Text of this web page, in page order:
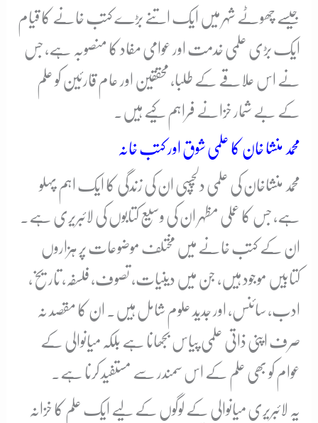
جیسے چھوٹے شہر میں ایک اتنے بڑے کتب خانے کا قیام
ایک بڑی علمی خدمت اور عوامی مفاد کا منصوبہ ہے، جس
نے اس علاقے کے طلبا، محققین اور عام قارئین کو علم
کے بے شمار خزانے فراہم کیے ہیں۔
محمد منشا خان کا علمی شوق اور کتب خانہ
محمد منشاخان کی علمی دلچسپی ان کی زندگی کا ایک اہم پہلو
ہے، جس کا عملی مظہر ان کی وسیع کتابوں کی لائبریری ہے۔
ان کے کتب خانے میں مختلف موضوعات پر ہزاروں
کتابیں موجود ہیں، جن میں دینیات، تصوف، فلسفہ، تاریخ،
ادب، سائنس، اور جدید علوم شامل ہیں۔ ان کا مقصد نہ
صرف اپنی ذاتی علمی پیاس بجھانا ہے بلکہ میانوالی کے
عوام کو بھی علم کے اس سمندر سے مستفید کرنا ہے۔
یہ لائبریری میانوالی کے لوگوں کے لیے ایک علم کا خزانہ